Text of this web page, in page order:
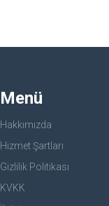
Menü
Hakkımızda
Hizmet Şartları
Gizlilik Politikası
KVKK